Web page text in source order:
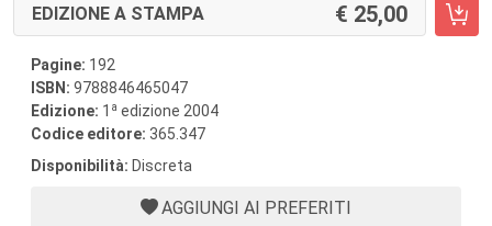
EDIZIONE A STAMPA 25,00
Pagine: 192
ISBN: 9788846465047
Edizione: 1 a edizione 2004
Codice editore: 365.347
Disponibilità: Discreta
AGGIUNGI AI PREFERITI